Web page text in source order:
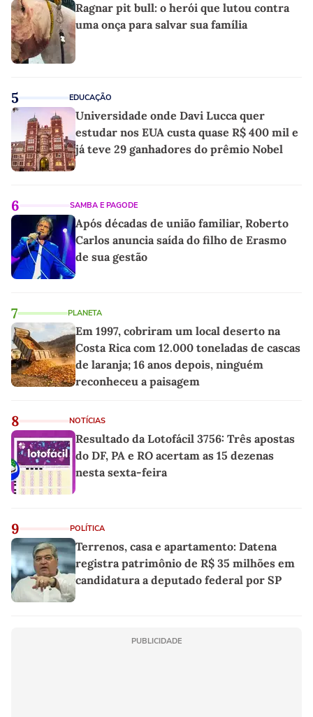
Ragnar pit bull: o herói que lutou contra
uma onça para salvar sua família
5 EDUCAÇÃO
Universidade onde Davi Lucca quer
estudar nos EUA custa quase R$ 400 mil e
já teve 29 ganhadores do prêmio Nobel
6 SAMBA E PAGODE
Após décadas de união familiar, Roberto
Carlos anuncia saída do filho de Erasmo
de sua gestão
7 PLANETA
Em 1997, cobriram um local deserto na
Costa Rica com 12.000 toneladas de cascas
de laranja; 16 anos depois, ninguém
reconheceu a paisagem
8 NOTÍCIAS
Resultado da Lotofácil 3756: Três apostas
do DF, PA e RO acertam as 15 dezenas
nesta sexta-feira
9 POLÍTICA
Terrenos, casa e apartamento: Datena
registra patrimônio de R$ 35 milhões em
candidatura a deputado federal por SP
PUBLICIDADE